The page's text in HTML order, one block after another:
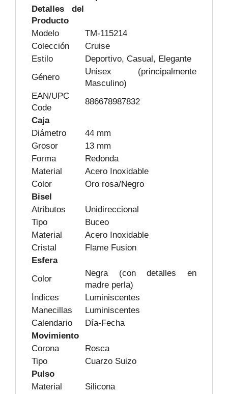
Detalles del
Producto
Modelo
TM-115214
Colección
Cruise
Estilo
Deportivo, Casual, Elegante
Género
Unisex (principalmente
Masculino)
EAN/UPC
Code
886678987832
Caja
Diámetro
44 mm
Grosor
13 mm
Forma
Redonda
Material
Acero Inoxidable
Color
Oro rosa/Negro
Bisel
Atributos
Unidireccional
Tipo
Buceo
Material
Acero Inoxidable
Cristal
Flame Fusion
Esfera
Color
Negra (con detalles en
madre perla)
Índices
Luminiscentes
Manecillas
Luminiscentes
Calendario
Día-Fecha
Movimiento
Corona
Rosca
Tipo
Cuarzo Suizo
Pulso
Material
Silicona